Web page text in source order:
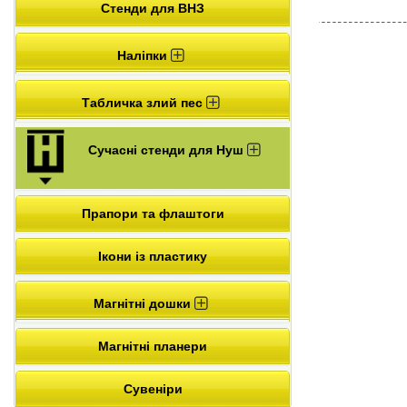
Стенди для ВНЗ
Наліпки
Табличка злий пес
Сучасні стенди для Нуш
Прапори та флаштоги
Ікони із пластику
Магнітні дошки
Магнітні планери
Сувеніри